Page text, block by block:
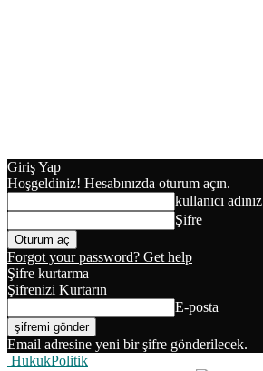
Giriş Yap
Hoşgeldiniz! Hesabınızda oturum açın.
kullanıcı adınız
Şifre
Forgot your password? Get help
Şifre kurtarma
Şifrenizi Kurtarın
E-posta
Email adresine yeni bir şifre gönderilecek.
HukukPolitik